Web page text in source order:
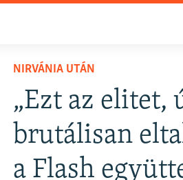
NIRVÁNIA UTÁN
„Ezt az elitet,
brutálisan
a Flash